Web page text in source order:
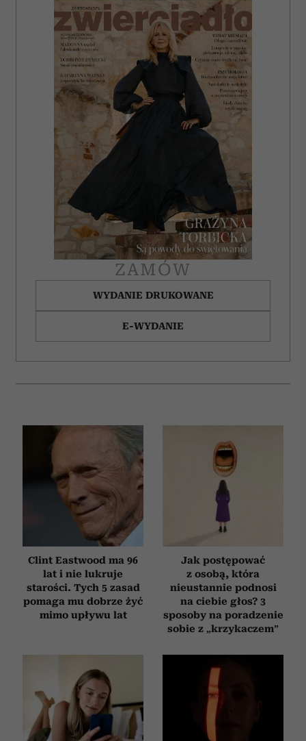
ZAMÓW
WYDANIE DRUKOWANE
E-WYDANIE
Clint Eastwood ma 96
lat i nie lukruje
starości. Tych 5 zasad
pomaga mu dobrze żyć
mimo upływu lat
Jak postępować
z osobą, która
nieustannie podnosi
na ciebie głos? 3
sposoby na poradzenie
sobie z „krzykaczem”